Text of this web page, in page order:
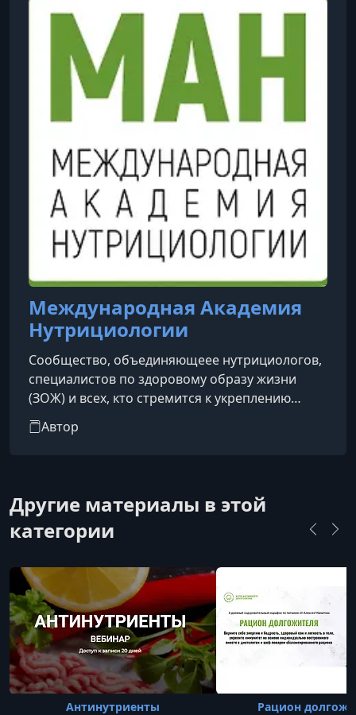
Международная Академия
Нутрициологии
Сообщество, объединяющеее нутрициологов,
специалистов по здоровому образу жизни
(ЗОЖ) и всех, кто стремится к укреплению
здоровья и самореализации в этой сфере.
Автор
Другие материалы в этой
категории
Антинутриенты Рацион